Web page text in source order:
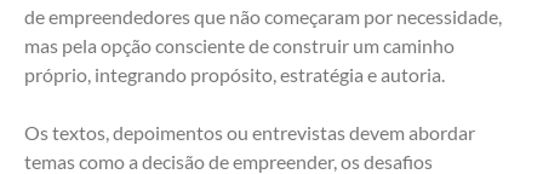
de empreendedores que não começaram por necessidade,
mas pela opção consciente de construir um caminho
próprio, integrando propósito, estratégia e autoria.
Os textos, depoimentos ou entrevistas devem abordar
temas como a decisão de empreender, os desafios